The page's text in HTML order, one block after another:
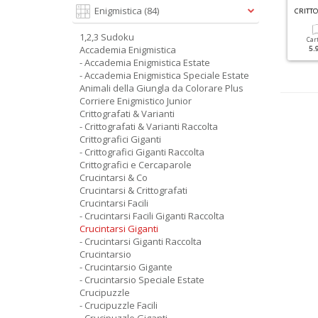
C
RUCINTARSI GIGANTI RACCOLTA N.2
Digitale
2.90 € 5.90 €
Enigmistica (84)
1,2,3 Sudoku
Accademia Enigmistica
- Accademia Enigmistica Estate
- Accademia Enigmistica Speciale Estate
Animali della Giungla da Colorare Plus
Corriere Enigmistico Junior
Crittografati & Varianti
- Crittografati & Varianti Raccolta
Crittografici Giganti
- Crittografici Giganti Raccolta
Crittografici e Cercaparole
Crucintarsi & Co
Crucintarsi & Crittografati
Crucintarsi Facili
- Crucintarsi Facili Giganti Raccolta
Crucintarsi Giganti
- Crucintarsi Giganti Raccolta
Crucintarsio
- Crucintarsio Gigante
- Crucintarsio Speciale Estate
Crucipuzzle
- Crucipuzzle Facili